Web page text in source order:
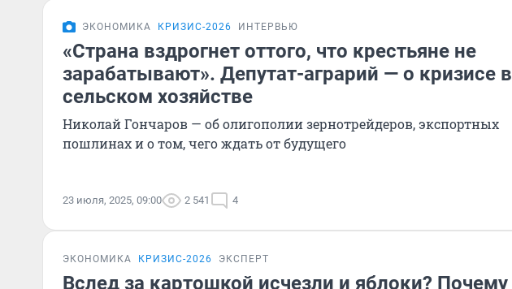
ЭКОНОМИКА КРИЗИС-2026 ИНТЕРВЬЮ
«Страна вздрогнет оттого, что крестьяне не
зарабатывают». Депутат-аграрий — о кризисе в
сельском хозяйстве
Николай Гончаров — об олигополии зернотрейдеров, экспортных
пошлинах и о том, чего ждать от будущего
23 июля, 2025, 09:00 2 541 4
ЭКОНОМИКА КРИЗИС-2026 ЭКСПЕРТ
Вслед за картошкой исчезли и яблоки? Почему